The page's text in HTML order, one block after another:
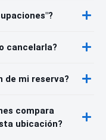
cancelarla?
de mi reserva?
compara
ubicación?